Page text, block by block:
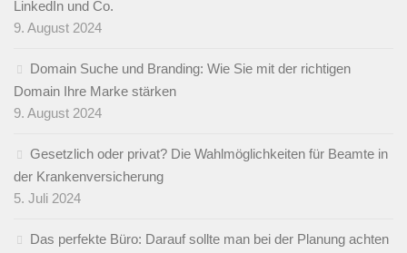
LinkedIn und Co.
9. August 2024
Domain Suche und Branding: Wie Sie mit der richtigen
Domain Ihre Marke stärken
9. August 2024
Gesetzlich oder privat? Die Wahlmöglichkeiten für Beamte in
der Krankenversicherung
5. Juli 2024
Das perfekte Büro: Darauf sollte man bei der Planung achten